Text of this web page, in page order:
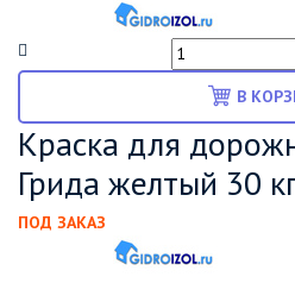
В
Краска для
Грида желтый 30
ПОД ЗАКАЗ